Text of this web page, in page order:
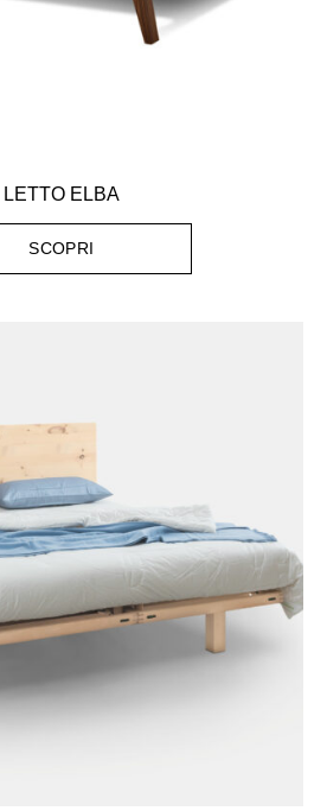
LETTO ELBA
SCOPRI